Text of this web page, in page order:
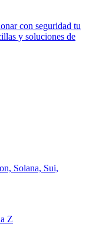
con seguridad tu
y soluciones de
Solana, Sui,
Z